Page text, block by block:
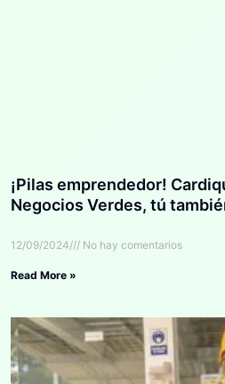
¡Pilas emprendedor!
Negocios Verdes, tú
12/09/2024 No hay comentarios
Read More »